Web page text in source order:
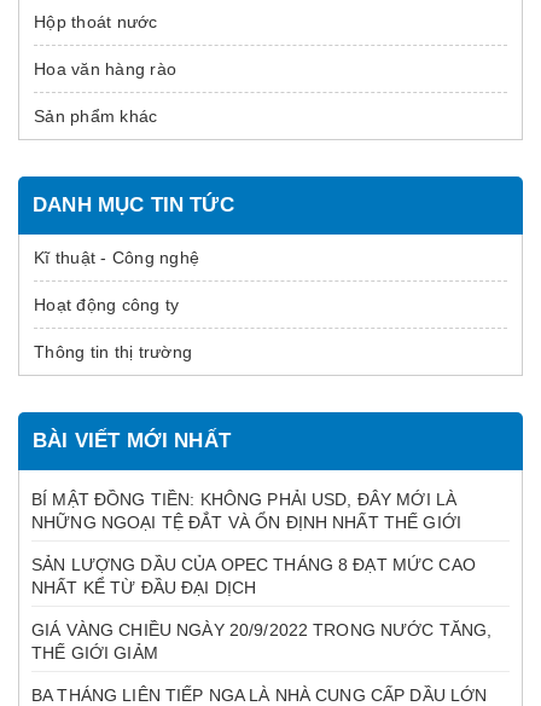
Hộp thoát nước
Hoa văn hàng rào
Sản phẩm khác
DANH MỤC TIN TỨC
Kĩ thuật - Công nghệ
Hoạt động công ty
Thông tin thị trường
BÀI VIẾT MỚI NHẤT
BÍ MẬT ĐỒNG TIỀN: KHÔNG PHẢI USD, ĐÂY MỚI LÀ
NHỮNG NGOẠI TỆ ĐẮT VÀ ỔN ĐỊNH NHẤT THẾ GIỚI
SẢN LƯỢNG DẦU CỦA OPEC THÁNG 8 ĐẠT MỨC CAO
NHẤT KỂ TỪ ĐẦU ĐẠI DỊCH
GIÁ VÀNG CHIỀU NGÀY 20/9/2022 TRONG NƯỚC TĂNG,
THẾ GIỚI GIẢM
BA THÁNG LIÊN TIẾP NGA LÀ NHÀ CUNG CẤP DẦU LỚN